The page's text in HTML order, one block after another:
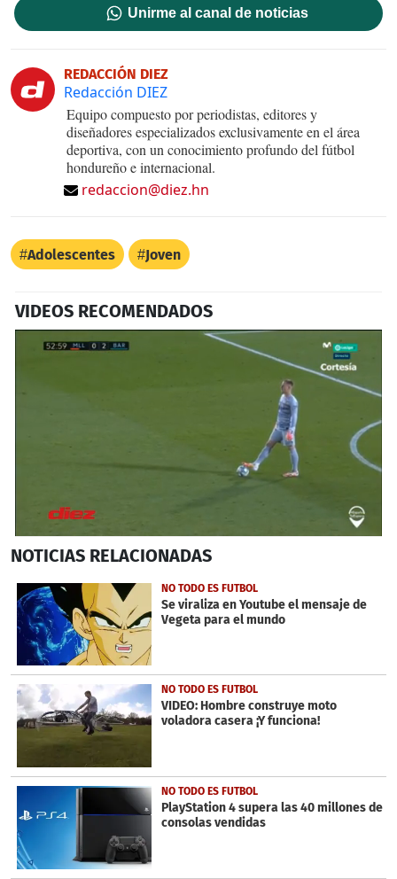
Unirme al canal de noticias
REDACCIÓN DIEZ
Redacción DIEZ
Equipo compuesto por periodistas, editores y
diseñadores especializados exclusivamente en el área
deportiva, con un conocimiento profundo del fútbol
hondureño e internacional.
redaccion@diez.hn
Adolescentes Joven
VIDEOS RECOMENDADOS
seconds
41
seconds
NOTICIAS RELACIONADAS
NO TODO ES FUTBOL
Se viraliza en Youtube el mensaje de
Vegeta para el mundo
NO TODO ES FUTBOL
VIDEO: Hombre construye moto
voladora casera ¡Y funciona!
NO TODO ES FUTBOL
PlayStation 4 supera las 40 millones de
consolas vendidas